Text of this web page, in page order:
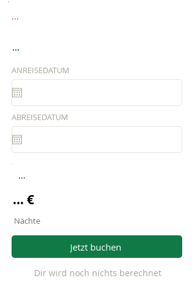
...
...
ANREISEDATUM
ABREISEDATUM
...
... €
Nächte
Jetzt buchen
Dir wird noch nichts berechnet